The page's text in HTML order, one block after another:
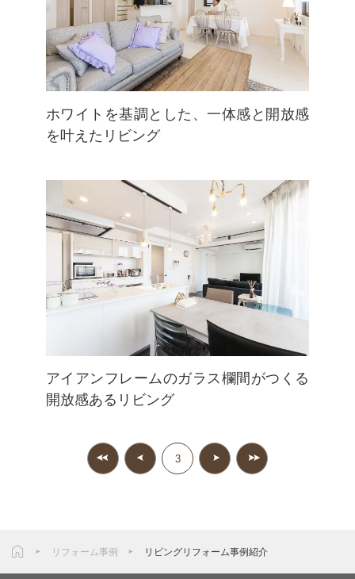
ホワイトを基調とした、一体感と開放感
を叶えたリビング
アイアンフレームのガラス欄間がつくる
開放感あるリビング
3
リフォーム事例 リビングリフォーム事例紹介